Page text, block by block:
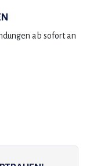
ab sofort an